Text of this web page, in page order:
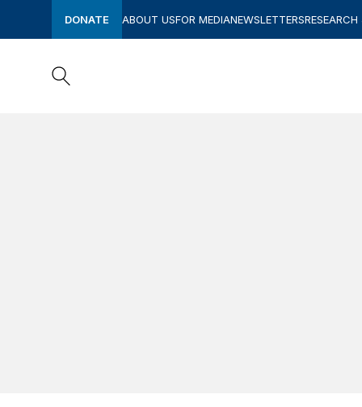
NEWSLETTERS
FOR MEDIA
ABOUT US
DONATE